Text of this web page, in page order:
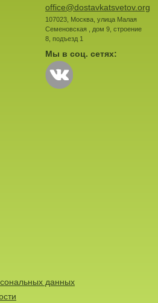
office@dostavkatsvetov.org
107023, Москва, улица Малая
Семеновская , дом 9, строение
8, подъезд 1
Мы в соц. сетях:
данных